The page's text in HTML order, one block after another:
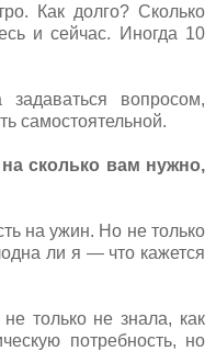
Как долго? Сколько
и сейчас. Иногда 10
вопросом,
самостоятельной.
сколько вам нужно,
на ужин. Но не только
ли я — что кажется
только не знала, как
потребность, но